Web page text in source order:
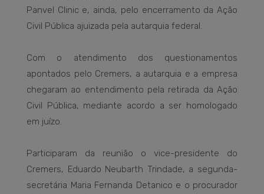
Panvel Clinic e, ainda, pelo encerramento da Ação
Civil Pública ajuizada pela autarquia federal.
Com o atendimento dos questionamentos
apontados pelo Cremers, a autarquia e a empresa
chegaram ao entendimento pela retirada da Ação
Civil Pública, mediante acordo a ser homologado
em juízo.
Participaram da reunião o vice-presidente do
Cremers, Eduardo Neubarth Trindade, a segunda-
secretária Maria Fernanda Detanico e o procurador